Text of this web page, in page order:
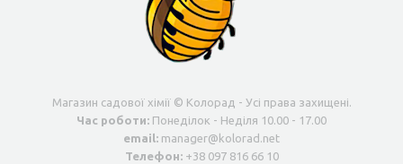
Магазин садової хімії © Колорад - Усі права захищені.
Час роботи: Понеділок - Неділя 10.00 - 17.00
email: manager@kolorad.net
Телефон:+38 097 816 66 10